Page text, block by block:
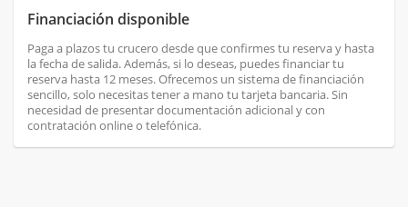
Financiación disponible
Paga a plazos tu crucero desde que confirmes tu reserva y hasta
la fecha de salida. Además, si lo deseas, puedes financiar tu
reserva hasta 12 meses. Ofrecemos un sistema de financiación
sencillo, solo necesitas tener a mano tu tarjeta bancaria. Sin
necesidad de presentar documentación adicional y con
contratación online o telefónica.